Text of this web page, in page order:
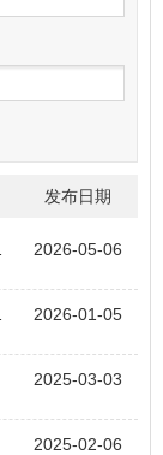
发布日期
2026-05-06
2026-01-05
2025-03-03
2025-02-06